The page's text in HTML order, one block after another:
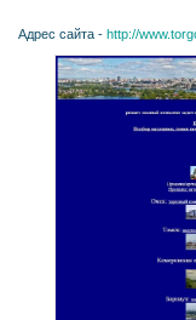
Адрес сайта - http://